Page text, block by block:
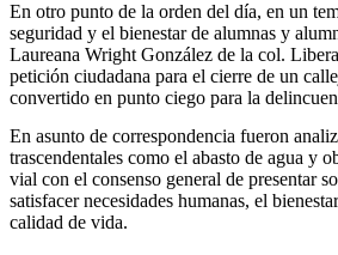
En otro punto de la orden del día, en un
seguridad y el bienestar de alumnas y
Laureana Wright González de la col.
petición ciudadana para el cierre de un
convertido en punto ciego para la
En asunto de correspondencia fueron
trascendentales como el abasto de agua y
vial con el consenso general de presentar
satisfacer necesidades humanas, el
calidad de vida.